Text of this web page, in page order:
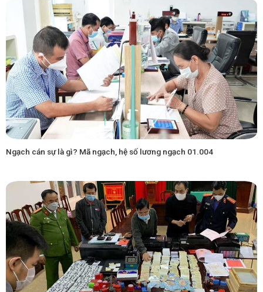
Ngạch cán sự là gì? Mã ngạch, hệ số lương ngạch 01.004